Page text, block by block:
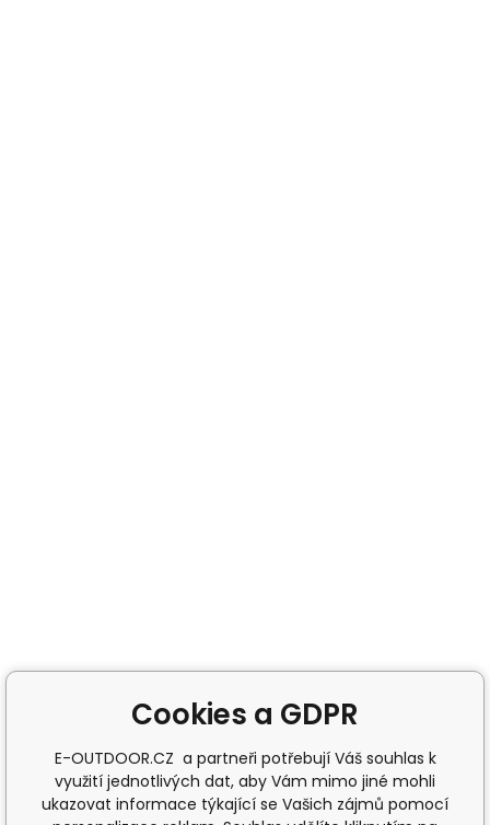
Cookies a GDPR
E-OUTDOOR.CZ a partneři potřebují Váš souhlas k
využití jednotlivých dat, aby Vám mimo jiné mohli
ukazovat informace týkající se Vašich zájmů pomocí